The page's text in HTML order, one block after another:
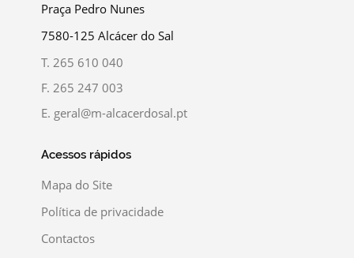
Praça Pedro Nunes
7580-125 Alcácer do Sal
T.265 610 040
F.265 247 003
E. geral@m-alcacerdosal.pt
Acessos rápidos
Mapa do Site
Política de privacidade
Contactos